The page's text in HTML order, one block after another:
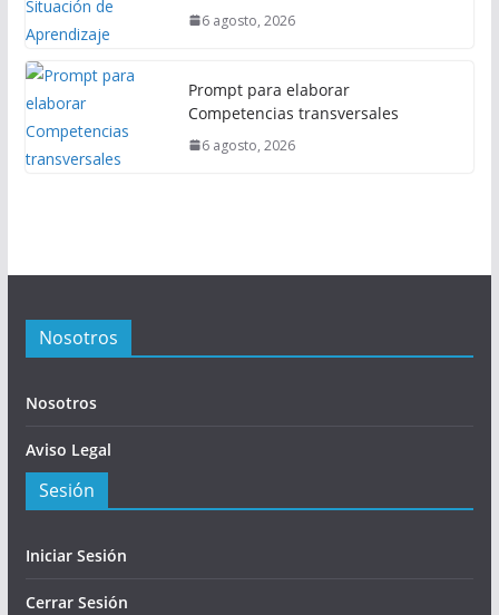
6 agosto, 2026
Prompt para elaborar
Competencias transversales
6 agosto, 2026
Nosotros
Nosotros
Aviso Legal
Sesión
Iniciar Sesión
Cerrar Sesión